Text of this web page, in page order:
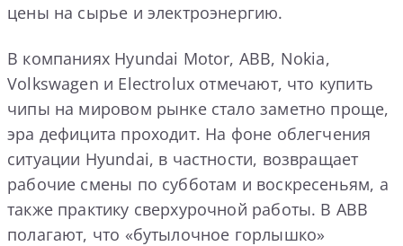
цены на сырье и электроэнергию.
В компаниях Hyundai Motor, ABB, Nokia,
Volkswagen и Electrolux отмечают, что купить
чипы на мировом рынке стало заметно проще,
эра дефицита проходит. На фоне облегчения
ситуации Hyundai, в частности, возвращает
рабочие смены по субботам и воскресеньям, а
также практику сверхурочной работы. В ABB
полагают, что «бутылочное горлышко»